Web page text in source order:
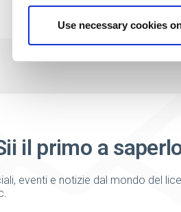
Use necessary cookies
il primo a
eventi e notizie dal mondo del